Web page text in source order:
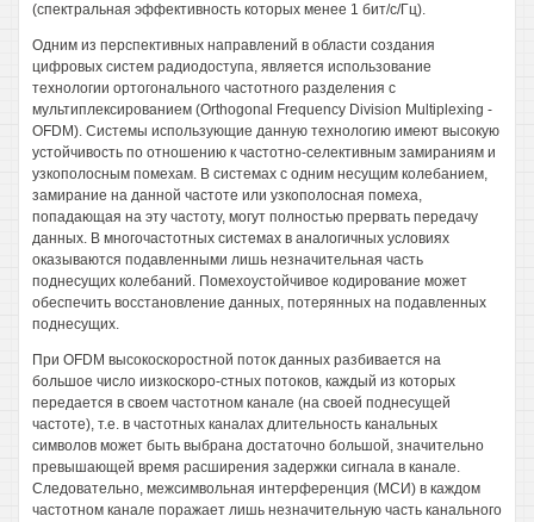
(спектральная эффективность которых менее 1 бит/с/Гц).
Одним из перспективных направлений в области создания
цифровых систем радиодоступа, является использование
технологии ортогонального частотного разделения с
мультиплексированием (Orthogonal Frequency Division Multiplexing -
OFDM). Системы использующие данную технологию имеют высокую
устойчивость по отношению к частотно-селективным замираниям и
узкополосным помехам. В системах с одним несущим колебанием,
замирание на данной частоте или узкополосная помеха,
попадающая на эту частоту, могут полностью прервать передачу
данных. В многочастотных системах в аналогичных условиях
оказываются подавленными лишь незначительная часть
поднесущих колебаний. Помехоустойчивое кодирование может
обеспечить восстановление данных, потерянных на подавленных
поднесущих.
При OFDM высокоскоростной поток данных разбивается на
большое число иизкоскоро-стных потоков, каждый из которых
передается в своем частотном канале (на своей поднесущей
частоте), т.е. в частотных каналах длительность канальных
символов может быть выбрана достаточно большой, значительно
превышающей время расширения задержки сигнала в канале.
Следовательно, межсимвольная интерференция (МСИ) в каждом
частотном канале поражает лишь незначительную часть канального